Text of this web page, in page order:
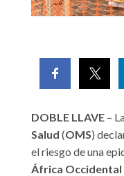
DOBLE LLAVE –
Salud (OMS)
el riesgo de una
África Occidental